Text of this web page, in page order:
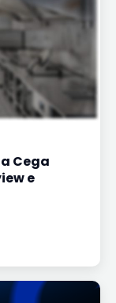
Cega
e